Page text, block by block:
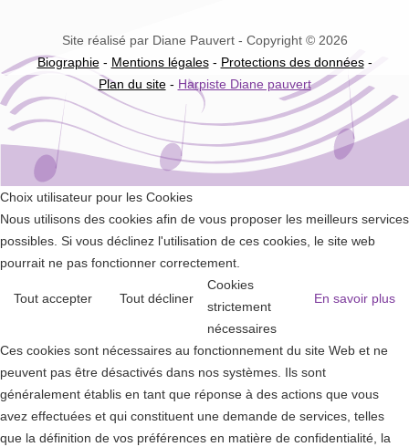
Site réalisé par Diane Pauvert - Copyright © 2026
Biographie- Mentions légales- Protections des données-
Plan du site- Harpiste Diane pauvert
Choix utilisateur pour les Cookies
Nous utilisons des cookies afin de vous proposer les meilleurs services
possibles. Si vous déclinez l'utilisation de ces cookies, le site web
pourrait ne pas fonctionner correctement.
Tout accepter Tout décliner En savoir plus
Cookies
strictement
nécessaires
Ces cookies sont nécessaires au fonctionnement du site Web et ne
peuvent pas être désactivés dans nos systèmes. Ils sont
généralement établis en tant que réponse à des actions que vous
avez effectuées et qui constituent une demande de services, telles
que la définition de vos préférences en matière de confidentialité, la